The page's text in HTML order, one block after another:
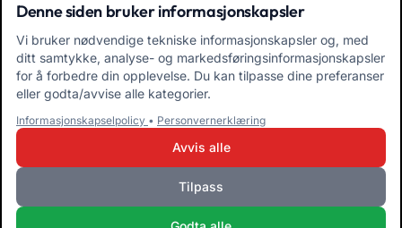
Tel +39 02 84152514
Last ned APK App for
familier
pedagoger
Denne siden bruker informasjonskapsler
Vi bruker nødvendige tekniske informasjonskapsler og, med
ditt samtykke, analyse- og markedsføringsinformasjonskapsler
for å forbedre din opplevelse. Du kan tilpasse dine preferanser
eller godta/avvise alle kategorier.
Informasjonskapselpolicy • Personvernerklæring
Avvis alle
Tilpass